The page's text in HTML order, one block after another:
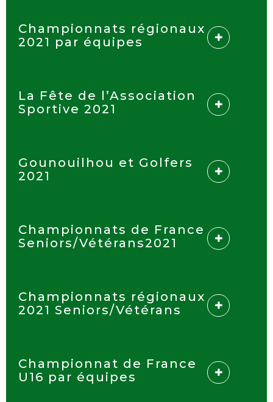
Championnats régionaux
2021 par équipes
La Fête de l’Association
Sportive 2021
Gounouilhou et Golfers
2021
Championnats de France
Seniors/Vétérans2021
Championnats régionaux
2021 Seniors/Vétérans
Championnat de France
U16 par équipes